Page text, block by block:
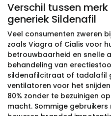
Verschil tussen merk
generiek Sildenafil
Veel consumenten zweren
zoals Viagra of Cialis voor
betrouwbaarheid en snelle
behandeling van
sildenafilcitraat of tadalafil
ventilatoren voor het
80% zonder te bezuinigen
macht. Sommige